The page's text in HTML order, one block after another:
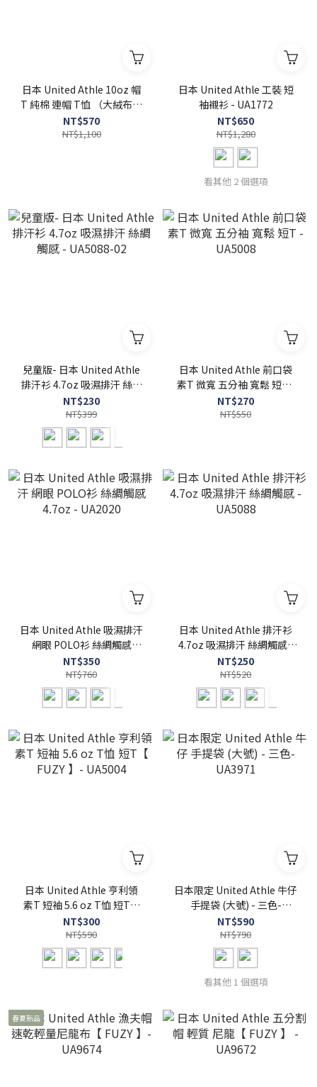
日本 United Athle 10oz 帽
T 純棉 連帽 T恤 （大絨布）
【 FUZY 】 - UA5214
NT$570
NT$1,100
日本 United Athle 工裝 短
袖襯衫 - UA1772
NT$650
NT$1,280
看其他 2 個選項
兒童版- 日本 United Athle
排汗衫 4.7oz 吸濕排汗 絲綢
觸感 - UA5088-02
NT$230
NT$399
日本 United Athle 前口袋
素T 微寬 五分袖 寬鬆 短T -
UA5008
NT$270
NT$550
日本 United Athle 吸濕排汗
網眼 POLO衫 絲綢觸感
4.7oz - UA2020
NT$350
NT$760
日本 United Athle 排汗衫
4.7oz 吸濕排汗 絲綢觸感 -
UA5088
NT$250
NT$520
日本 United Athle 亨利領
素T 短袖 5.6 oz T恤 短T【
FUZY 】- UA5004
NT$300
NT$590
日本限定 United Athle 牛仔
手提袋 (大號) - 三色-
UA3971
NT$590
NT$790
看其他 1 個選項
春夏新品